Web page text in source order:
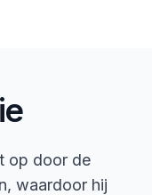
op door de
waardoor hij